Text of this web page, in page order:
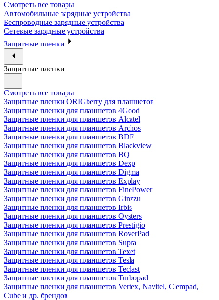
Смотреть все товары
Автомобильные зарядные устройства
Беспроводные зарядные устройства
Сетевые зарядные устройства
Защитные пленки
Защитные пленки
Смотреть все товары
Защитные пленки ORIGberry для планшетов
Защитные пленки для планшетов 4Good
Защитные пленки для планшетов Alcatel
Защитные пленки для планшетов Archos
Защитные пленки для планшетов BDF
Защитные пленки для планшетов Blackview
Защитные пленки для планшетов BQ
Защитные пленки для планшетов Dexp
Защитные пленки для планшетов Digma
Защитные пленки для планшетов Explay
Защитные пленки для планшетов FinePower
Защитные пленки для планшетов Ginzzu
Защитные пленки для планшетов Irbis
Защитные пленки для планшетов Oysters
Защитные пленки для планшетов Prestigio
Защитные пленки для планшетов RoverPad
Защитные пленки для планшетов Supra
Защитные пленки для планшетов Texet
Защитные пленки для планшетов Tesla
Защитные пленки для планшетов Teclast
Защитные пленки для планшетов Turbopad
Защитные пленки для планшетов Vertex, Navitel, Clempad,
Cube и др. брендов